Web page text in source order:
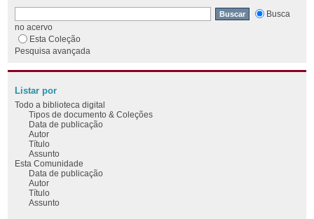
Busca
no acervo
Esta Coleção
Pesquisa avançada
Listar por
Todo a biblioteca digital
Tipos de documento & Coleções
Data de publicação
Autor
Título
Assunto
Esta Comunidade
Data de publicação
Autor
Título
Assunto